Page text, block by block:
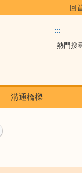
回
:::
熱門搜
溝通橋樑